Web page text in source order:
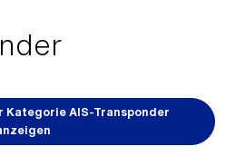
Kategorie AIS-Transponder